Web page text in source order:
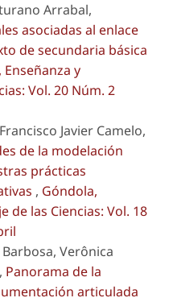
Arrabal,
asociadas al enlace
de secundaria básica
y
Vol. 20 Núm. 2
Javier Camelo,
de la modelación
prácticas
, Góndola,
de las Ciencias: Vol. 18
Verônica
Panorama de la
articulada